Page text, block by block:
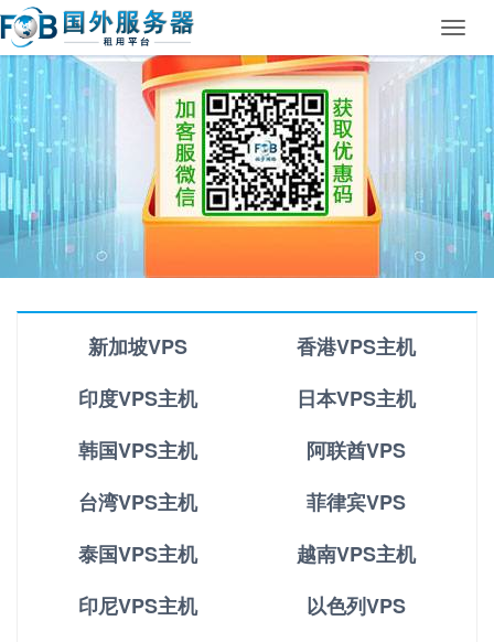
新加坡VPS
香港VPS主机
印度VPS主机
日本VPS主机
韩国VPS主机
阿联酋VPS
台湾VPS主机
菲律宾VPS
泰国VPS主机
越南VPS主机
印尼VPS主机
以色列VPS